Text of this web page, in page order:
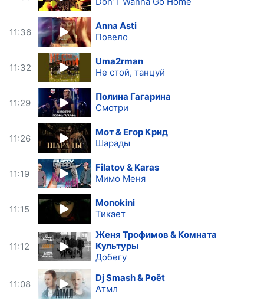
11:36
Anna Asti
Повело
11:32
Uma2rman
Не стой, танцуй
11:29
Полина Гагарина
Смотри
11:26
Мот & Егор Крид
Шарады
11:19
Filatov & Karas
Мимо Меня
11:15
Monokini
Тикает
11:12
Женя Трофимов & Комната
Культуры
Добегу
11:08
Dj Smash & Poёt
Атмл